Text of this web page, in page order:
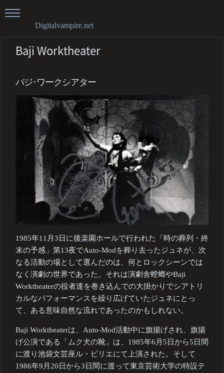
Digitalvampire.net
Baji Worktheater
バジ･ワークシアター
1985年11月3日に後楽園ホールで行われた「時の葬列・終
末の予感」第13夜でAuto-Modを葬り去ったジュネが、次
なる活動の場として選んだのは、何とロックシーンでは
なく演劇の世界であった。それは演劇舎螳螂やBaji
Worktheaterの役者達を巻き込んでの大掛かりでシアトリ
カルなパフォーマンスを繰り広げていたジュネにとっ
て、ある意味自然な流れであったのかもしれない。
Baji Worktheaterは、Auto-Mod活動中に旗揚げされ、旗揚
げ公演である「ムク犬の靴」は、1985年6月5日から5日間
に渡り池袋文芸座ル・ビリエにて上演された。そして
1986年9月20日から3日間に渡って東京芸術大学の特設テ